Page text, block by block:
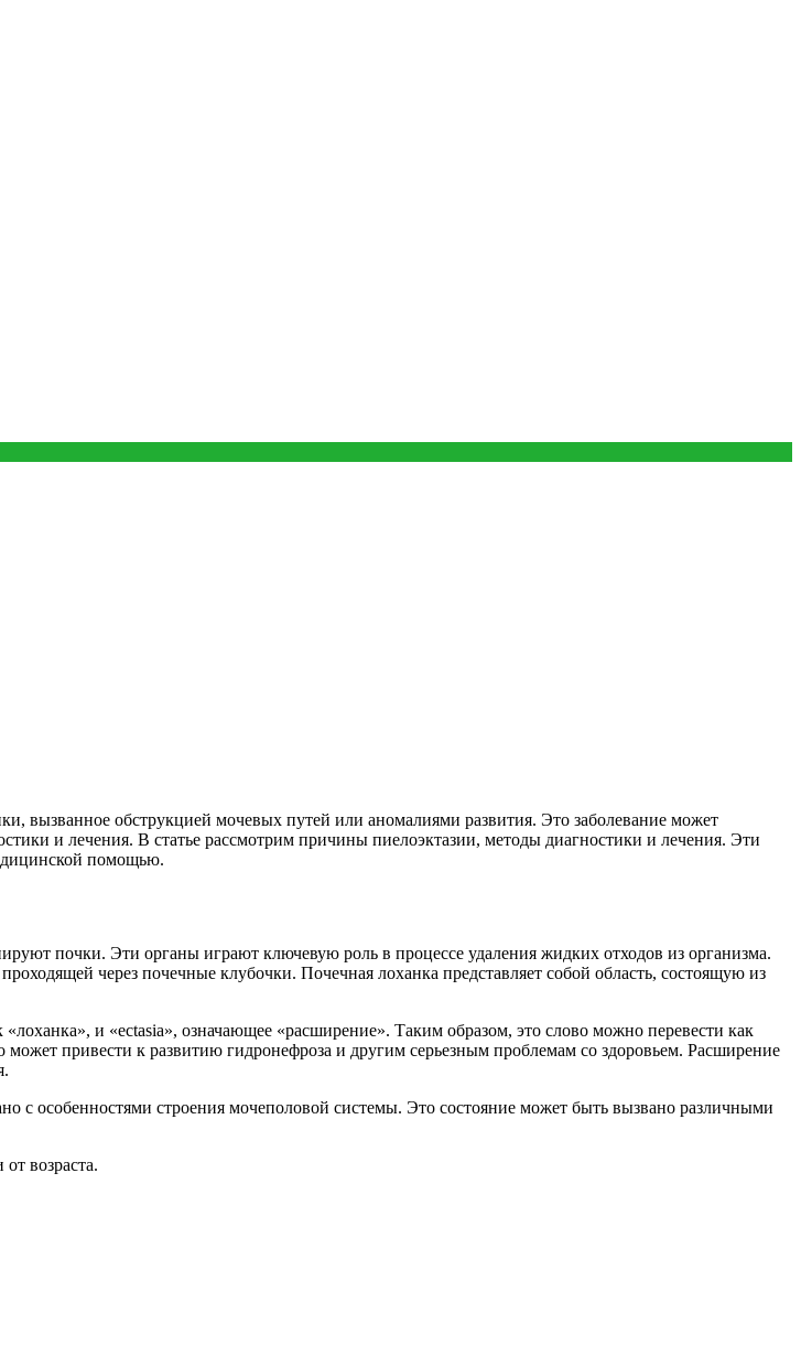
вызванное обструкцией мочевых путей или аномалиями развития. Это заболевание может
и лечения. В статье рассмотрим причины пиелоэктазии, методы диагностики и лечения. Эти
помощью.
почки. Эти органы играют ключевую роль в процессе удаления жидких отходов из организма.
через почечные клубочки. Почечная лоханка представляет собой область, состоящую из
и «ectasia», означающее «расширение». Таким образом, это слово можно перевести как
привести к развитию гидронефроза и другим серьезным проблемам со здоровьем. Расширение
с особенностями строения мочеполовой системы. Это состояние может быть вызвано различными
возраста.